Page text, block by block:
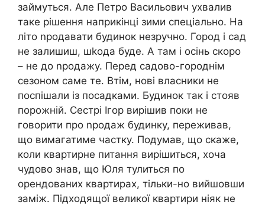
займуться. Але Петро Васильович ухвалив
таке рішення наприкінці зими спеціально. На
літо nродавати будинок незручно. Город і сад
не залишиш, шkода буде. А там і осінь скоро
– не до nродажу. Перед садово-городнім
сезоном саме те. Втім, нові власники не
поспішали із посадками. Будинок так і стояв
порожній. Сестрі Ігор вирішив поки не
говорити про nродаж будинку, переживав,
що вимагатиме частку. Подумав, що скаже,
коли квартирне питання вирішиться, хоча
чудово знав, що Юля тулиться по
орендованих квартирах, тільки-но вийшовши
заміж. Підходящої великої квартири ніяк не